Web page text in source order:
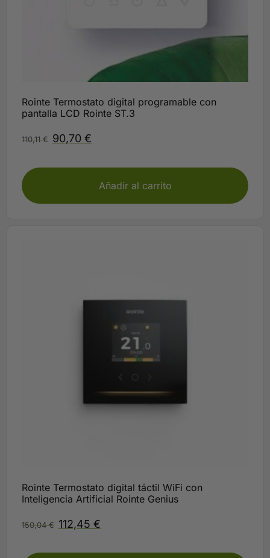
Rointe Termostato digital programable con
pantalla LCD Rointe ST.3
110,11€ 90,70 €
Añadir al carrito
Rointe Termostato digital táctil WiFi con
Inteligencia Artificial Rointe Genius
150,04€ 112,45 €